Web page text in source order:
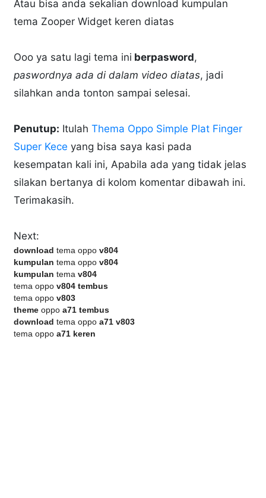
Atau bisa anda sekalian download kumpulan
tema Zooper Widget keren diatas
Ooo ya satu lagi tema ini berpasword,
paswordnya ada di dalam video diatas, jadi
silahkan anda tonton sampai selesai.
Penutup: ItulahThema Oppo Simple Plat Finger
Super Kece yang bisa saya kasi pada
kesempatan kali ini, Apabila ada yang tidak jelas
silakan bertanya di kolom komentar dibawah ini.
Terimakasih.
Next:
download tema oppov804
kumpulan tema oppov804
kumpulan temav804
tema oppov804 tembus
tema oppov803
theme oppoa71 tembus
download tema oppoa71 v803
tema oppoa71 keren